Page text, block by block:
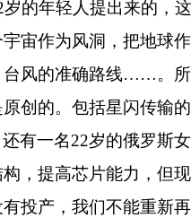
岁的年轻人提出来的，
宙作为风洞，把地球
台风的准确路线……。
创的。包括星闪传输
有一名22岁的俄罗斯
，提高芯片能力，但
投产，我们不能重新